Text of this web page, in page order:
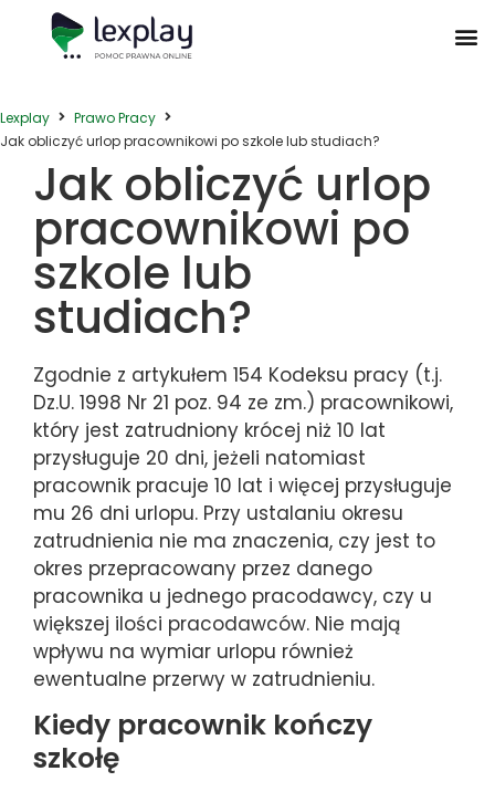
Lexplay
Prawo Pracy
Jak obliczyć urlop pracownikowi po szkole lub studiach?
Jak obliczyć urlop
pracownikowi po
szkole lub
studiach?
Zgodnie z artykułem 154 Kodeksu pracy (t.j.
Dz.U. 1998 Nr 21 poz. 94 ze zm.) pracownikowi,
który jest zatrudniony krócej niż 10 lat
przysługuje 20 dni, jeżeli natomiast
pracownik pracuje 10 lat i więcej przysługuje
mu 26 dni urlopu. Przy ustalaniu okresu
zatrudnienia nie ma znaczenia, czy jest to
okres przepracowany przez danego
pracownika u jednego pracodawcy, czy u
większej ilości pracodawców. Nie mają
wpływu na wymiar urlopu również
ewentualne przerwy w zatrudnieniu.
Kiedy pracownik kończy
szkołę